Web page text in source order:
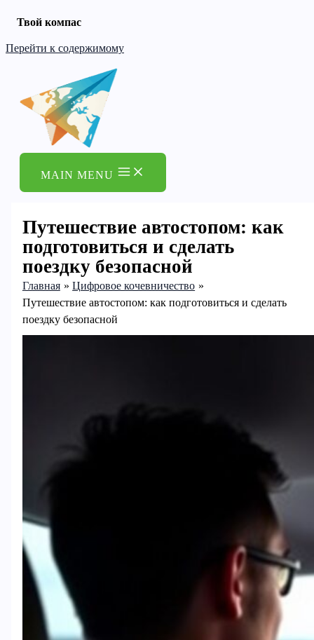
Твой компас
Перейти к содержимому
MAIN MENU
Путешествие автостопом: как
подготовиться и сделать
поездку безопасной
Главная
Цифровое кочевничество
Путешествие автостопом: как подготовиться и сделать
поездку безопасной